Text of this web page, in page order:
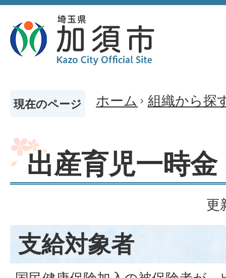
現在のページ ホーム 組織から探
出産育児一時金
更
支給対象者